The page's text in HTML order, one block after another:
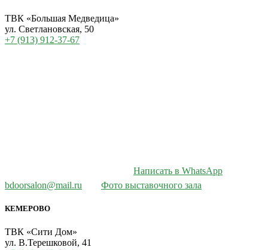
ТВК «Большая Медведица»
ул. Светлановская, 50
+7 (913) 912-37-67
Написать в WhatsApp
bdoorsalon@mail.ru
Фото выставочного зала
КЕМЕРОВО
ТВК «Сити Дом»
ул. В.Терешковой, 41